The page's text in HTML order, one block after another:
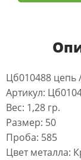
Цб010488 цепь
Артикул:
Вес: 1,28 гр.
Размер: 50
Проба: 585
Цвет металла: